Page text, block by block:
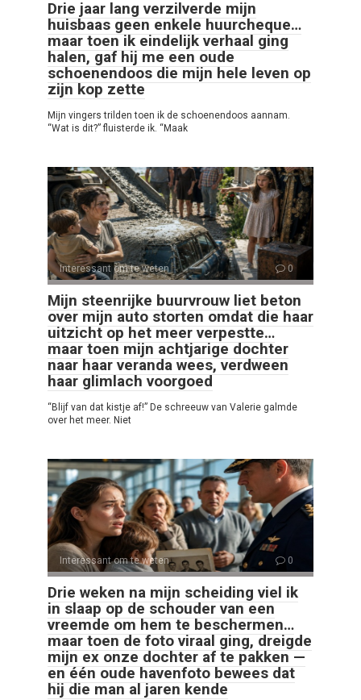
Drie jaar lang verzilverde mijn
huisbaas geen enkele huurcheque…
maar toen ik eindelijk verhaal ging
halen, gaf hij me een oude
schoenendoos die mijn hele leven op
zijn kop zette
Mijn vingers trilden toen ik de schoenendoos aannam.
“Wat is dit?” fluisterde ik. “Maak
Interessant om te weten 0
Mijn steenrijke buurvrouw liet beton
over mijn auto storten omdat die haar
uitzicht op het meer verpestte…
maar toen mijn achtjarige dochter
naar haar veranda wees, verdween
haar glimlach voorgoed
“Blijf van dat kistje af!” De schreeuw van Valerie galmde
over het meer. Niet
Interessant om te weten 0
Drie weken na mijn scheiding viel ik
in slaap op de schouder van een
vreemde om hem te beschermen…
maar toen de foto viraal ging, dreigde
mijn ex onze dochter af te pakken —
en één oude havenfoto bewees dat
hij die man al jaren kende